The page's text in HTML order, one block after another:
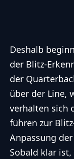
Deshalb
der Blitz-
der
über der Line,
verhalten sich
führen zur
Anpassung
Sobald klar